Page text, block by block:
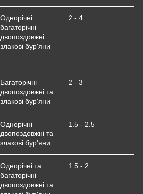
Однорічні
багаторічні
двопоздовжні
злакові бур'яни
2 - 4
Багаторічні
двопоздовжні та
злакові бур'яни
2 - 3
Однорічні
двопоздовжні та
злакові бур'яни
1.5 - 2.5
Однорічні та
багаторічні
двопоздовжні та
1.5 - 2